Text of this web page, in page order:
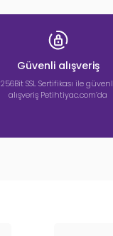
Güvenli alışveriş
256Bit SSL Sertifikası ile
alışveriş Petihtiyac.com’da